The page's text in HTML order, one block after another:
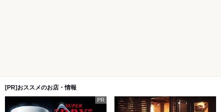
[PR]おススメのお店・情報
PR